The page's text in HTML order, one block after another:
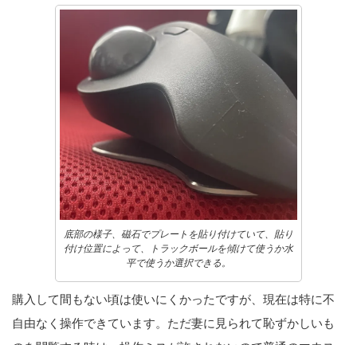
底部の様子、磁石でプレートを貼り付けていて、貼り
付け位置によって、トラックボールを傾けて使うか水
平で使うか選択できる。
購入して間もない頃は使いにくかったですが、現在は特に不
自由なく操作できています。ただ妻に見られて恥ずかしいも